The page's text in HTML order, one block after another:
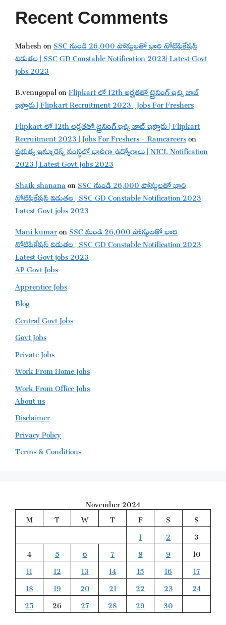
Recent Comments
MaheshonSSC నుండి 26,000 పోస్టులతో భారి నోటిఫికేషన్
విడుతల | SSC GD Constable Notification 2023| Latest Govt
jobs 2023
B.venugopalonFlipkart లో 12th అర్హతతో ట్రైనింగ్ ఇచ్చి జాబ్
ఇస్తారు | Flipkart Recruitment 2023 | Jobs For Freshers
Flipkart లో 12th అర్హతతో ట్రైనింగ్ ఇచ్చి జాబ్ ఇస్తారు | Flipkart
Recruitment 2023 | Jobs For Freshers - Ramcareerson
ప్రభుత్వ ఇన్సూరెన్స్ సంస్థలో భారీగా ఉద్యోగాలు | NICL Notification
2023 | Latest Govt Jobs 2023
Shaik shananaonSSC నుండి 26,000 పోస్టులతో భారి
నోటిఫికేషన్ విడుతల | SSC GD Constable Notification 2023|
Latest Govt jobs 2023
Mani kumaronSSC నుండి 26,000 పోస్టులతో భారి
నోటిఫికేషన్ విడుతల | SSC GD Constable Notification 2023|
Latest Govt jobs 2023
AP Govt Jobs
Apprentice Jobs
Blog
Central Govt Jobs
Govt Jobs
Private Jobs
Work From Home Jobs
Work From Office Jobs
About us
Disclaimer
Privacy Policy
Terms & Conditions
November 2024
M
T W T F S
S
1
2
3
4
5 6 7 8 9
10
11
12 13 14 15 16
17
18
19 20 21 22 23
24
25
26 27 28 29
30